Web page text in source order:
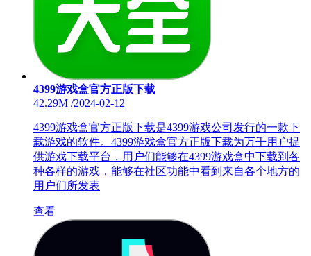
4399游戏盒官方正版下载
42.29M /2024-02-12
4399游戏盒官方正版下载是4399游戏公司发行的一款下
载游戏的软件。4399游戏盒官方正版下载为万千用户提
供游戏下载平台，用户们能够在4399游戏盒中下载到各
种各样的游戏，能够在社区功能中看到来自各个地方的
用户们所发表
查看